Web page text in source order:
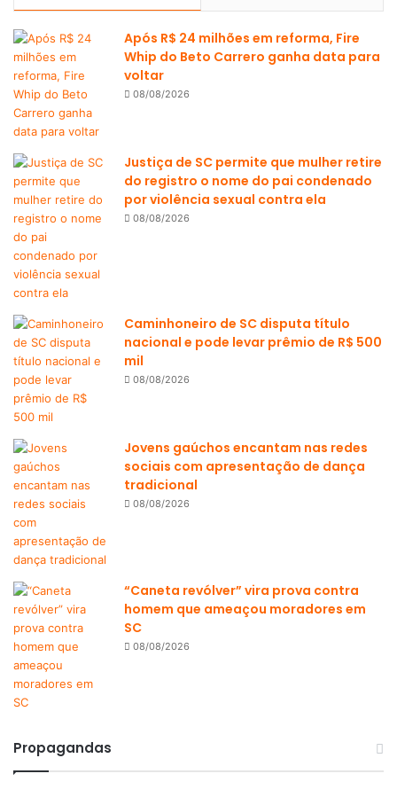
Após R$ 24 milhões em reforma, Fire
Whip do Beto Carrero ganha data para
voltar
08/08/2026
Justiça de SC permite que mulher retire
do registro o nome do pai condenado
por violência sexual contra ela
08/08/2026
Caminhoneiro de SC disputa título
nacional e pode levar prêmio de R$ 500
mil
08/08/2026
Jovens gaúchos encantam nas redes
sociais com apresentação de dança
tradicional
08/08/2026
“Caneta revólver” vira prova contra
homem que ameaçou moradores em
SC
08/08/2026
Propagandas